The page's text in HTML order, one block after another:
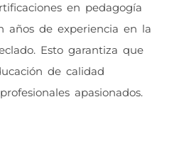
en pedagogía
años de experiencia en la
Esto garantiza que
de calidad
apasionados.